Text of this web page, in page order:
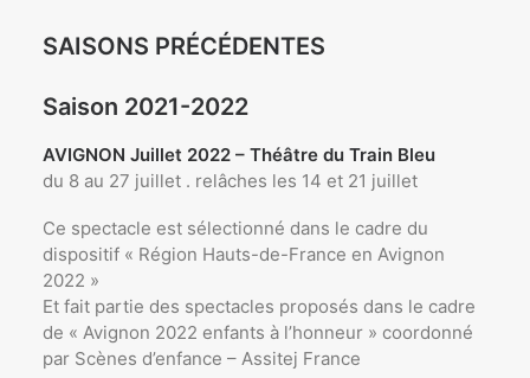
SAISONS PRÉCÉDENTES
Saison 2021-2022
AVIGNON Juillet 2022 – Théâtre du Train Bleu
du 8 au 27 juillet . relâches les 14 et 21 juillet
Ce spectacle est sélectionné dans le cadre du
dispositif « Région Hauts-de-France en Avignon
2022 »
Et fait partie des spectacles proposés dans le cadre
de « Avignon 2022 enfants à l’honneur » coordonné
par Scènes d’enfance – Assitej France